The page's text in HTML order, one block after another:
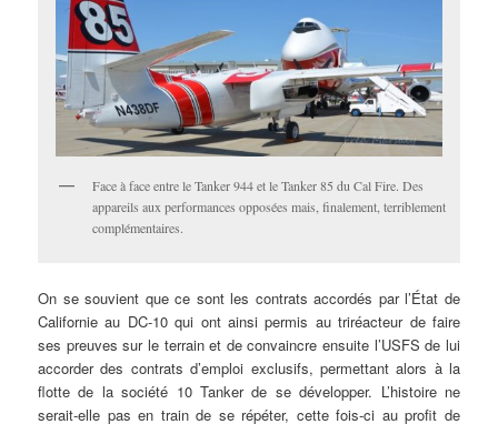
Face à face entre le Tanker 944 et le Tanker 85 du Cal Fire. Des
appareils aux performances opposées mais, finalement, terriblement
complémentaires.
On se souvient que ce sont les contrats accordés par l’État de
Californie au DC-10 qui ont ainsi permis au triréacteur de faire
ses preuves sur le terrain et de convaincre ensuite l’USFS de lui
accorder des contrats d’emploi exclusifs, permettant alors à la
flotte de la société 10 Tanker de se développer. L’histoire ne
serait-elle pas en train de se répéter, cette fois-ci au profit de